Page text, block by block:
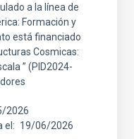
a la línea de
Formación y
está financiado
Cosmicas:
” (PID2024-
2026
el
19/06/2026